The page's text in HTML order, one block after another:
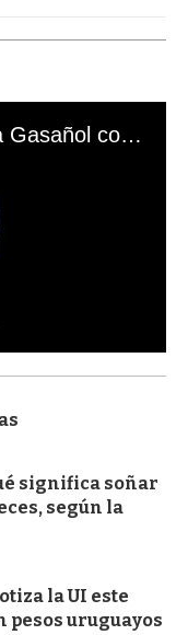
El mal momento de Yanina Gasañol con un hincha argentino en "Subrayado"
significa soñar
según la
la UI este
pesos uruguayos